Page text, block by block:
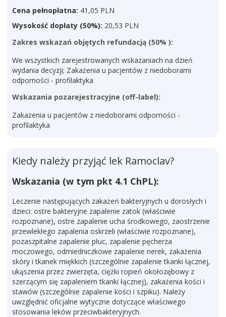
Cena pełnopłatna: 41,05 PLN
Wysokość dopłaty (50%): 20,53 PLN
Zakres wskazań objętych refundacją (50% ):
We wszystkich zarejestrowanych wskazaniach na dzień
wydania decyzji; Zakażenia u pacjentów z niedoborami
odporności - profilaktyka
Wskazania pozarejestracyjne (off-label):
Zakażenia u pacjentów z niedoborami odporności -
profilaktyka
Kiedy należy przyjąć lek Ramoclav?
Wskazania (w tym pkt 4.1 ChPL):
Leczenie następujących zakażeń bakteryjnych u dorosłych i
dzieci: ostre bakteryjne zapalenie zatok (właściwie
rozpoznane), ostre zapalenie ucha środkowego, zaostrzenie
przewlekłego zapalenia oskrzeli (właściwie rozpoznane),
pozaszpitalne zapalenie płuc, zapalenie pęcherza
moczowego, odmiedniczkowe zapalenie nerek, zakażenia
skóry i tkanek miękkich (szczególnie zapalenie tkanki łącznej,
ukąszenia przez zwierzęta, ciężki ropień okołozębowy z
szerzącym się zapaleniem tkanki łącznej), zakażenia kości i
stawów (szczególnie zapalenie kości i szpiku). Należy
uwzględnić oficjalne wytyczne dotyczące właściwego
stosowania leków przeciwbakteryjnych.